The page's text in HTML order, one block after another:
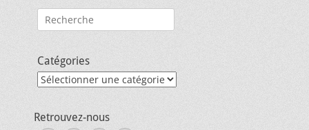
Rechercher :
Catégories
Catégories
Retrouvez-nous